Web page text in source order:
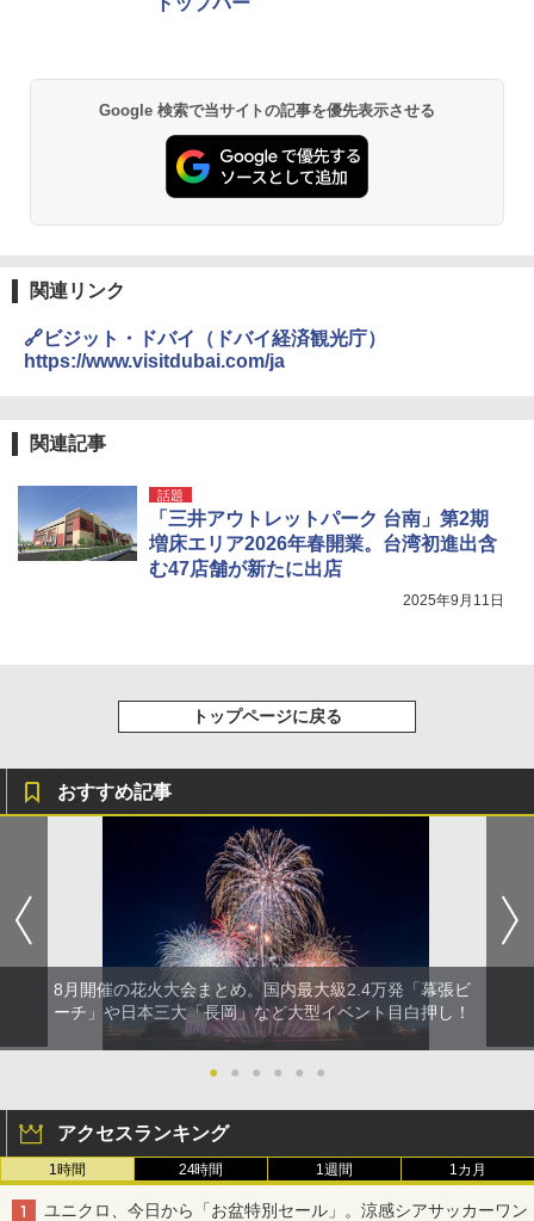
Google 検索で当サイトの記事を優先表示させる
関連リンク
🔗ビジット・ドバイ（ドバイ経済観光庁）
https://www.visitdubai.com/ja
関連記事
話題
「三井アウトレットパーク 台南」第2期
増床エリア2026年春開業。台湾初進出含
む47店舗が新たに出店
2025年9月11日
トップページに戻る
おすすめ記事
8月開催の花火大会まとめ。国内最大級2.4万発「幕張ビ
ーチ」や日本三大「長岡」など大型イベント目白押し！
● ● ● ● ● ●
アクセスランキング
1時間 24時間 1週間 1カ月
ユニクロ、今日から「お盆特別セール」。涼感シアサッカーワン